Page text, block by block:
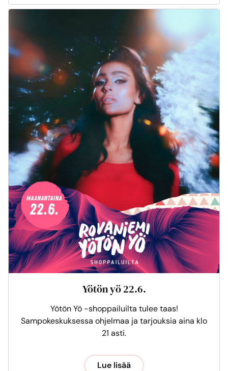
Yötön yö 22.6.
Yötön Yö -shoppailuilta tulee taas!
Sampokeskuksessa ohjelmaa ja tarjouksia aina klo
21 asti.
Lue lisää